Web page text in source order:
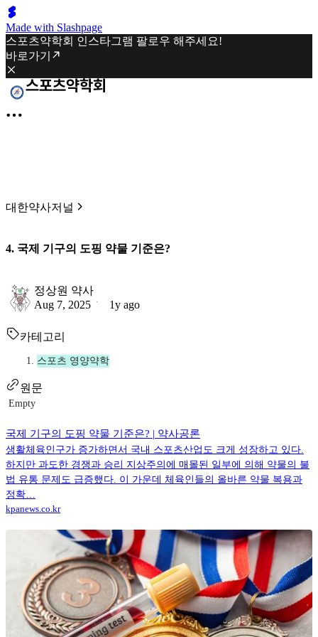
Made with Slashpage
스포츠약학회 인스타그램 팔로우 해주세요!
바로가기
대한약사저널
4. 국제 기구의 도핑 약물 기준은?
정상원 약사
Aug 7, 2025
1y ago
카테고리
스포츠 영양약학
원문
Empty
국제 기구의 도핑 약물 기준은? | 약사공론
생활체육인구가 증가하면서 국내 스포츠산업도 크게 성장하고 있다.
하지만 과도한 경쟁과 승리 지상주의에 매몰된 일부에 의해 약물의 불
법 유통 문제도 급증했다. 이 가운데 체육인들의 올바른 약물 복용과
정확…
kpanews.co.kr